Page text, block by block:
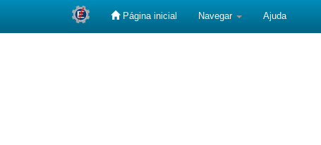
Página inicial Navegar Ajuda